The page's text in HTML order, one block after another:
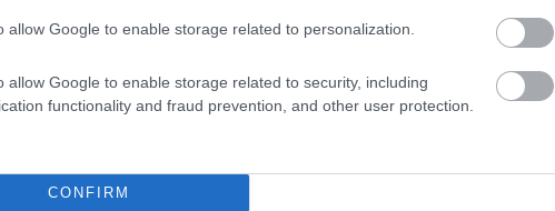
allow Google to enable storage related to personalization.
allow Google to enable storage related to security, including
functionality and fraud prevention, and other user protection.
CONFIRM
dollárt, így a Meme Mogus 2024 egyik legjobban várt projektje lesz.
a közösséghez
a VideoLista.hu szerkesztősége semminemű felelősséget nem
befektetési tanácsadásnak, befektetési ajánlásnak, értékpapír /